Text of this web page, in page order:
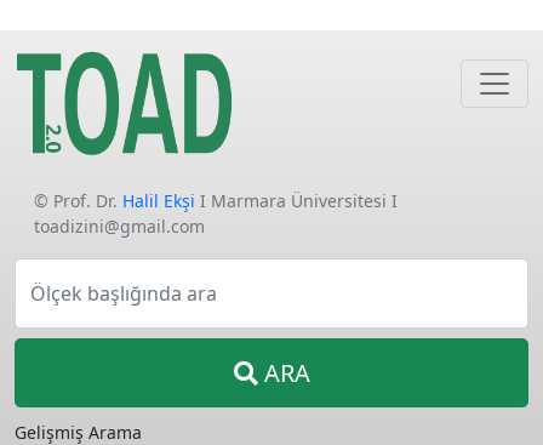
© Prof. Dr. Halil Ekşi I Marmara Üniversitesi I
toadizini@gmail.com
Ölçek başlığında ara
ARA
Gelişmiş Arama